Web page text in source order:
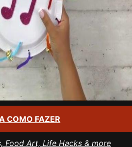
COMO FAZER
Food Art, Life Hacks & more